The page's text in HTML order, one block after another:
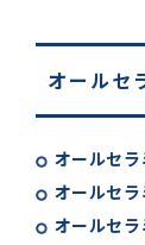
オールセ
オールセラ
オールセラ
オールセ